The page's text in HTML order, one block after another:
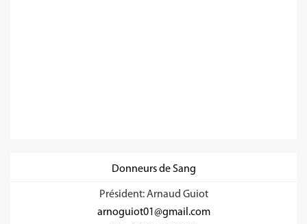
Donneurs de Sang
Président: Arnaud Guiot
arnoguiot01@gmail.com